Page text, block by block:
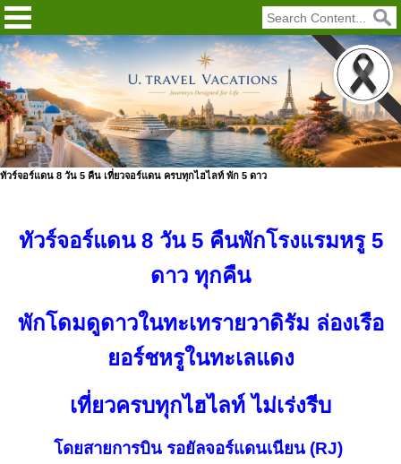
ทัวร์จอร์แดน 8 วัน 5 คืน เที่ยวจอร์แดน ครบทุกไฮไลท์ พัก 5 ดาว
ทัวร์จอร์แดน 8 วัน 5 คืนพักโรงแรมหรู 5
ดาว ทุกคืน
พักโดมดูดาวในทะเทรายวาดิรัม ล่องเรือ
ยอร์ชหรูในทะเลแดง
เที่ยวครบทุกไฮไลท์ ไม่เร่งรีบ
โดยสายการบิน รอยัลจอร์แดนเนียน (RJ)